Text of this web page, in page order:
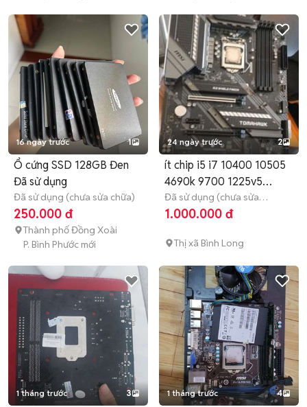
16 ngày trước 1
Ổ cứng SSD 128GB Đen
Đã sử dụng
Đã sử dụng (chưa sửa chữa)
250.000 đ
Thành phố Đồng Xoài
P. Bình Phước mới
24 ngày trước 2
ít chip i5 i7 10400 10505
4690k 9700 1225v5
1220v6
Đã sử dụng (chưa sửa
chữa) Hết bảo hành
1.000.000 đ
Thị xã Bình Long
1 tháng trước 3 1 tháng trước 4